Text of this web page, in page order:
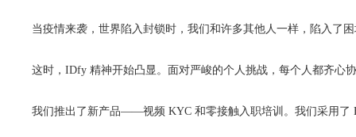
当疫情来袭，世界陷入封锁时，我们和许多其他人一样，陷入了
这时，IDfy 精神开始凸显。面对严峻的个人挑战，每个人都齐心
我们推出了新产品——视频 KYC 和零接触入职培训。我们采用了